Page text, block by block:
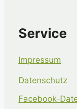
Service
Impressum
Datenschutz
Facebook-